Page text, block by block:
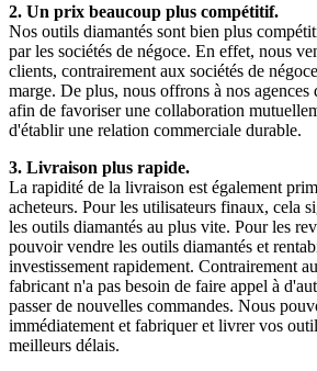
2. Un prix beaucoup plus compétitif.
Nos outils diamantés sont bien plus
par les sociétés de négoce. En effet, nous
clients, contrairement aux sociétés de
marge. De plus, nous offrons à nos
afin de favoriser une collaboration
d'établir une relation commerciale durable.
3. Livraison plus rapide.
La rapidité de la livraison est également
acheteurs. Pour les utilisateurs finaux, cela
les outils diamantés au plus vite. Pour les
pouvoir vendre les outils diamantés et
investissement rapidement. Contrairement
fabricant n'a pas besoin de faire appel à
passer de nouvelles commandes. Nous
immédiatement et fabriquer et livrer vos
meilleurs délais.